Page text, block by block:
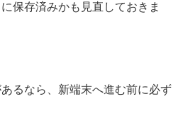
保存済みかも見直しておきま
るなら、新端末へ進む前に必ず